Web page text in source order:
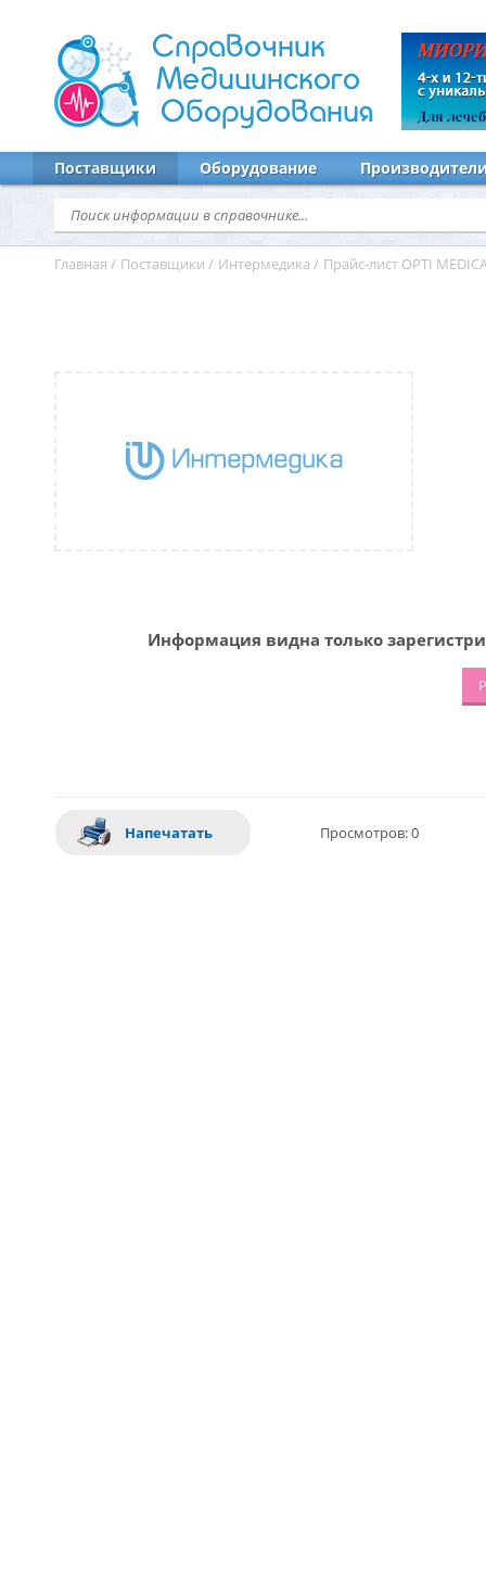
Справочник
Медицинского
Оборудования
Поставщики Оборудование
Главная / Поставщики / Интермедика / Прайс-лист OPTI
Информация видна только
Напечатать Просмотров: 0